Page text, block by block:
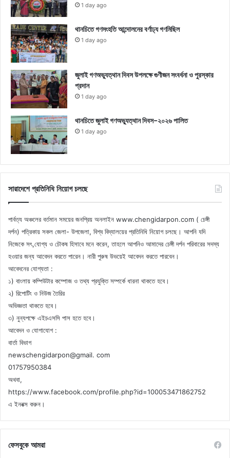
1 day ago
থানচিতে গণসংহতি আন্দোলনের বর্ণাঢ্য গণমিছিল
1 day ago
জুলাই গণঅভ্যুত্থান দিবস উপলক্ষে গুণীজন সংবর্ধনা ও পুরস্কার
প্রদান
1 day ago
থানচিতে জুলাই গণঅভ্যুত্থান দিবস-২০২৬ পালিত
1 day ago
সারাদেশে প্রতিনিধি নিয়োগ চলছে
পার্বত্য অঞ্চলের বর্তমান সময়ের জনপ্রিয় অনলাইন www.chengidarpon.com ( চেঙ্গী
দর্পন) পত্রিকায় সকল জেলা- উপজেলা, বিশ্ব বিদ্যালয়ের প্রতিনিধি নিয়োগ চলছে। আপনি যদি
নিজেকে সৎ,যোগ্য ও চৌকষ হিসাবে মনে করেন, তাহলে আপনিও আমাদের চেঙ্গী দর্পন পরিবারের সদস্য
হওয়ার জন্য আবেদন করতে পারেন। নারী পুরুষ উভয়েই আবেদন করতে পারবেন।
আবেদনের যোগ্যতা :
১) বাংলায় কম্পিউটার কম্পোজ ও তথ্য প্রযুক্তি সম্পর্কে ধারনা থাকতে হবে।
২) রিপোটিং ও নিউজ তৈরির
অভিজ্ঞতা থাকতে হবে।
৩) নুন্যপক্ষে এইচএসসি পাস হতে হবে।
আবেদন ও যোগাযোগ :
বার্তা বিভাগ
newschengidarpon@gmail. com
01757950384
অথবা,
https://www.facebook.com/profile.php?id=100053471862752
এ ইনবক্স করুন।
ফেসবুকে আমরা